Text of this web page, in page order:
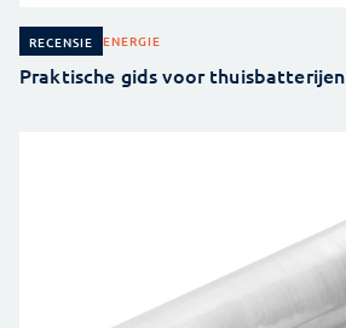
RECENSIE ENERGIE
Praktische gids voor thuisbatterijen